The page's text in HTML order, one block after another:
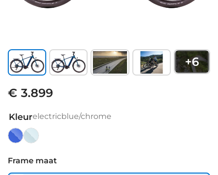
+6
€ 3.899
Kleurelectricblue/chrome
Frame maat